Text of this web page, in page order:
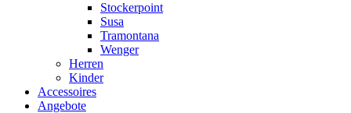
Stockerpoint
Susa
Tramontana
Wenger
Herren
Kinder
Accessoires
Angebote